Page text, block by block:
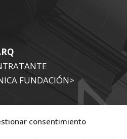
consentimiento
FUNDACIÓN>
DIPUTACIÓN